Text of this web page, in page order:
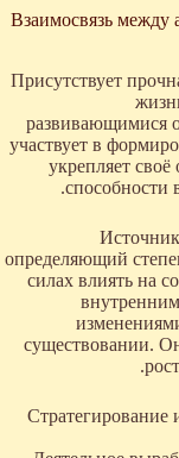
Взаимосвязь между
Присутствует
развивающимися
участвует в
укрепляет
способности
определяющий
силах влиять на
существовании.
Стратегирование